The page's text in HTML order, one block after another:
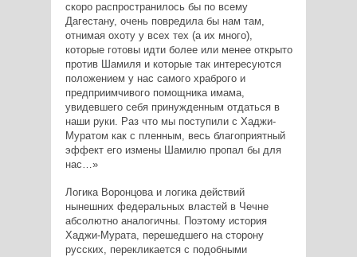
скоро распространилось бы по всему
Дагестану, очень повредила бы нам там,
отнимая охоту у всех тех (а их много),
которые готовы идти более или менее открыто
против Шамиля и которые так интересуются
положением у нас самого храброго и
предприимчивого помощника имама,
увидевшего себя принужденным отдаться в
наши руки. Раз что мы поступили с Хаджи-
Муратом как с пленным, весь благоприятный
эффект его измены Шамилю пропал бы для
нас…»
Логика Воронцова и логика действий
нынешних федеральных властей в Чечне
абсолютно аналогичны. Поэтому история
Хаджи-Мурата, перешедшего на сторону
русских, перекликается с подобными